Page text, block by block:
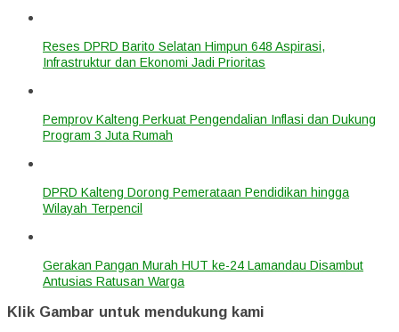
Reses DPRD Barito Selatan Himpun 648 Aspirasi,
Infrastruktur dan Ekonomi Jadi Prioritas
Pemprov Kalteng Perkuat Pengendalian Inflasi dan Dukung
Program 3 Juta Rumah
DPRD Kalteng Dorong Pemerataan Pendidikan hingga
Wilayah Terpencil
Gerakan Pangan Murah HUT ke-24 Lamandau Disambut
Antusias Ratusan Warga
Klik Gambar untuk mendukung kami